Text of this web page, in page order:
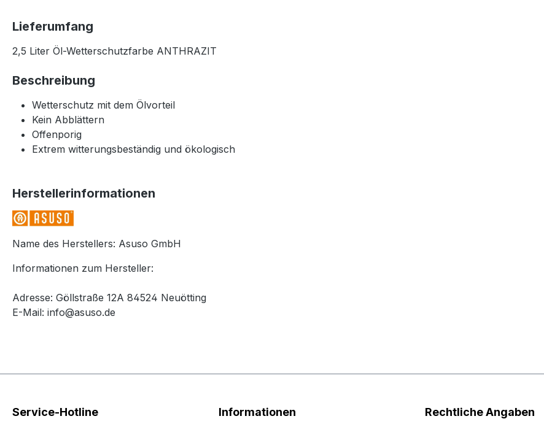
Lieferumfang
2,5 Liter Öl-Wetterschutzfarbe ANTHRAZIT
Beschreibung
Wetterschutz mit dem Ölvorteil
Kein Abblättern
Offenporig
Extrem witterungsbeständig und ökologisch
Herstellerinformationen
Name des Herstellers: Asuso GmbH
Informationen zum Hersteller:
Adresse: Göllstraße 12A 84524 Neuötting
E-Mail: info@asuso.de
Service-Hotline Informationen Rechtliche Angaben